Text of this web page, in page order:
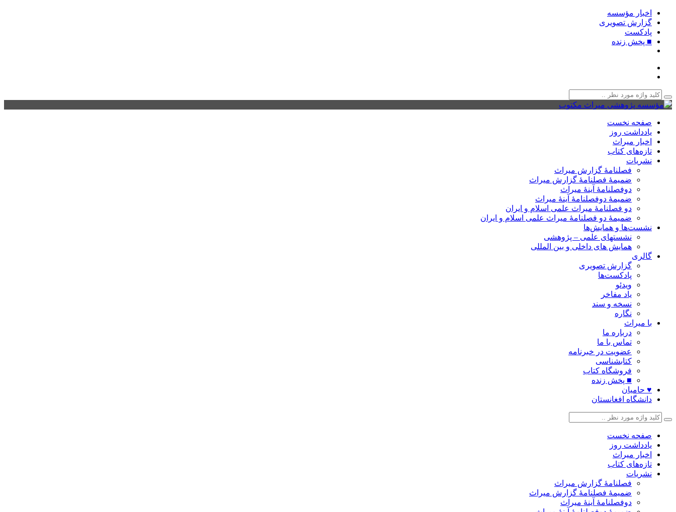
اخبار مؤسسه
گزارش تصویری
پادکست‌
■ پخش زنده
صفحه نخست
یادداشت روز
اخبار میراث
تازه‌های کتاب
نشریات
فصلنامۀ گزارش میراث
ضمیمۀ فصلنامۀ گزارش میراث
دوفصلنامۀ آینۀ میراث
ضمیمۀ دوفصلنامۀ آینۀ میراث
دو فصلنامۀ میراث علمی اسلام و ایران
ضمیمۀ دو فصلنامۀ میراث علمی اسلام و ایران
نشست‌ها و همایش‌ها
نشستهای علمی – پژوهشی
همایش های داخلی و بین المللی
گالری
گزارش تصویری
پادکست‌ها
ویدئو
یاد مفاخر
نسخه و سند
نگاره
با میراث
درباره ما
تماس با ما
عضویت در خبرنامه
کتابشناسی
فروشگاه کتاب
■ پخش زنده
♥ حامیان
دانشگاه افغانستان
صفحه نخست
یادداشت روز
اخبار میراث
تازه‌های کتاب
نشریات
فصلنامۀ گزارش میراث
ضمیمۀ فصلنامۀ گزارش میراث
دوفصلنامۀ آینۀ میراث